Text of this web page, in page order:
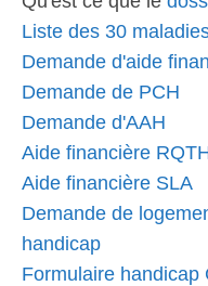
Liste des 30
Demande d'aide
Demande de PCH
Demande d'AAH
Aide financière
Aide financière SLA
Demande de
handicap
Formulaire handicap